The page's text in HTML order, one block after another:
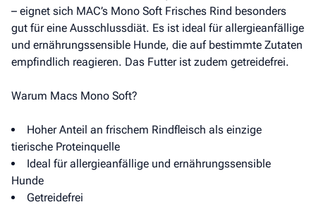
– eignet sich MAC’s Mono Soft Frisches Rind besonders
gut für eine Ausschlussdiät. Es ist ideal für allergieanfällige
und ernährungssensible Hunde, die auf bestimmte Zutaten
empfindlich reagieren. Das Futter ist zudem getreidefrei.
Warum Macs Mono Soft?
Hoher Anteil an frischem Rindfleisch als einzige
tierische Proteinquelle
Ideal für allergieanfällige und ernährungssensible
Hunde
Getreidefrei